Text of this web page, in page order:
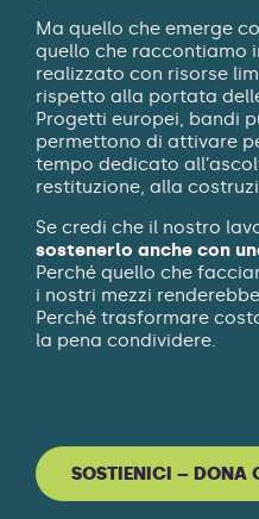
Ma quello che emerge
quello che raccontiamo
realizzato con risorse
rispetto alla portata
Progetti europei, bandi
permettono di attivare
tempo dedicato
restituzione, alla
Se credi che il nostro
sostenerlo anche con
Perché quello che
i nostri mezzi
Perché trasformare
la pena condividere.
SOSTIENICI – DONA